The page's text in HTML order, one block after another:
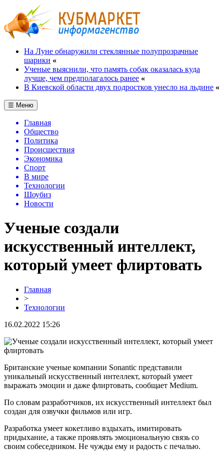
На Луне обнаружили стеклянные полупрозрачные
шарики «
Ученые выяснили, что память собак оказалась куда
лучше, чем предполагалось ранее «
В Киевской области двух подростков унесло на льдине «
☰ Меню
Главная
Общество
Политика
Происшествия
Экономика
Спорт
В мире
Технологии
Шоубиз
Новости
Ученые создали
искусственный интеллект,
который умеет флиртовать
Главная
>
Технологии
16.02.2022 15:26
Британские ученые компании Sonantic представили
уникальный искусственный интеллект, который умеет
выражать эмоции и даже флиртовать, сообщает Medium.
По словам разработчиков, их искусственный интеллект был
создан для озвучки фильмов или игр.
Разработка умеет кокетливо вздыхать, имитировать
придыхание, а также проявлять эмоциональную связь со
своим собеседником. Не чужды ему и радость с печалью.